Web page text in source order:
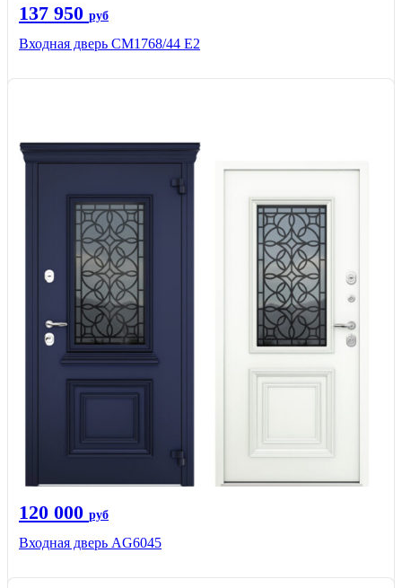
137 950 руб
Входная дверь СМ1768/44 Е2
120 000 руб
Входная дверь AG6045